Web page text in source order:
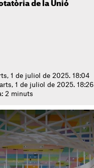
de la Unió
1 de juliol de 2025. 18:04
1 de juliol de 2025. 18:26
2 minuts